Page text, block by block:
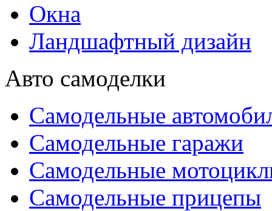
Окна
Ландшафтный дизайн
Авто самоделки
Самодельные
Самодельные гаражи
Самодельные
Самодельные прицепы